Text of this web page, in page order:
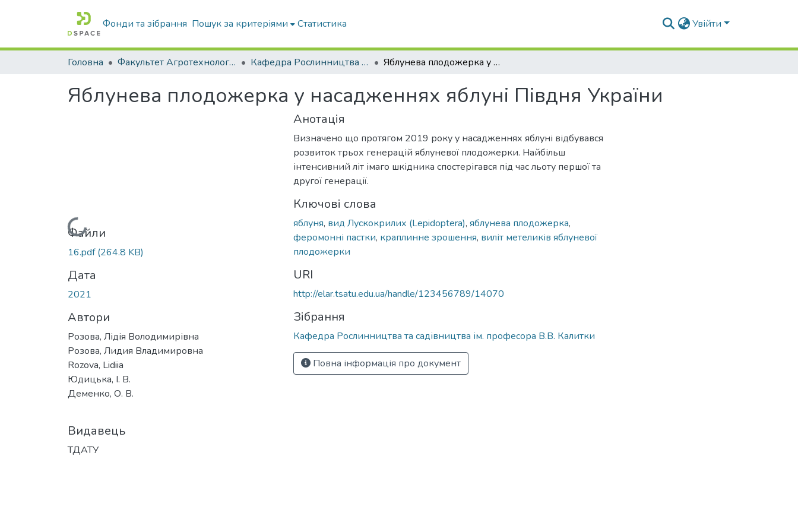
Фонди та зібрання Пошук за критеріями Статистика Увійти
Головна Факультет Агротехнологій та екології Кафедра Рослинництва та садівництва ім. професора В.В. Калитки Яблунева плодожерка у насадженнях яблуні Півдня України
Яблунева плодожерка у насадженнях яблуні Півдня України
Вантажиться...
Файли
16.pdf(264.8 KB)
Дата
2021
Автори
Розова, Лідія Володимирівна
Розова, Лидия Владимировна
Rozova, Lidiia
Юдицька, І. В.
Деменко, О. В.
Видавець
ТДАТУ
Анотація
Визначено що протягом 2019 року у насадженнях яблуні відбувався
розвиток трьох генерацій яблуневої плодожерки. Найбільш
інтенсивний літ імаго шкідника спостерігався під час льоту першої та
другої генерації.
Ключові слова
яблуня, вид Лускокрилих (Lepidoptera), яблунева плодожерка,
феромонні пастки, краплинне зрошення, виліт метеликів яблуневої
плодожерки
URI
http://elar.tsatu.edu.ua/handle/123456789/14070
Зібрання
Кафедра Рослинництва та садівництва ім. професора В.В. Калитки
Повна інформація про документ